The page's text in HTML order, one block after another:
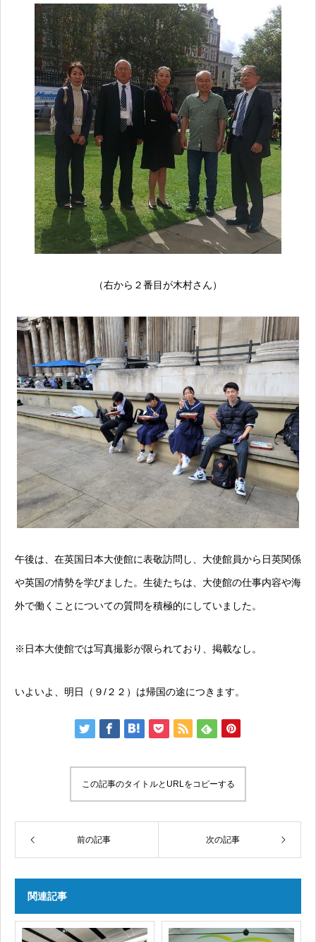
（右から２番目が木村さん）
午後は、在英国日本大使館に表敬訪問し、大使館員から日英関係
や英国の情勢を学びました。生徒たちは、大使館の仕事内容や海
外で働くことについての質問を積極的にしていました。
※日本大使館では写真撮影が限られており、掲載なし。
いよいよ、明日（９/２２）は帰国の途につきます。
この記事のタイトルとURLをコピーする
前の記事 次の記事
関連記事